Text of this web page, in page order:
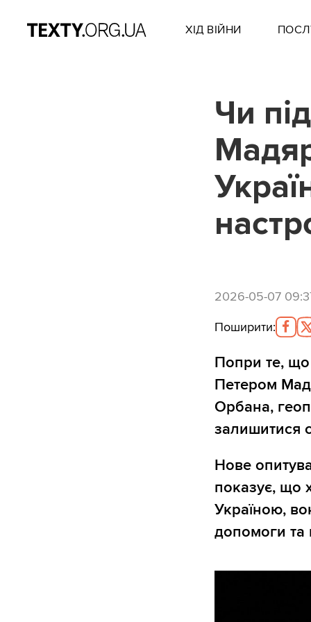
ХІД ВІЙНИ
Чи
2026-05-07
Поширити:
Попри те, що
Петером
Орбана,
залишитися
Нове
показує, що
Україною,
допомоги та